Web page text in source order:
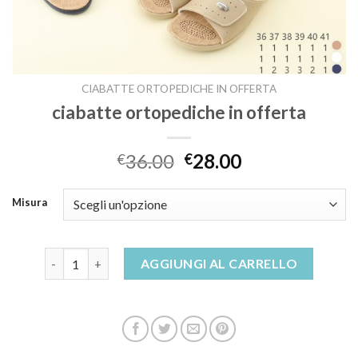
CIABATTE ORTOPEDICHE IN OFFERTA
ciabatte ortopediche in offerta
€36.00 €28.00
Misura
AGGIUNGI AL CARRELLO